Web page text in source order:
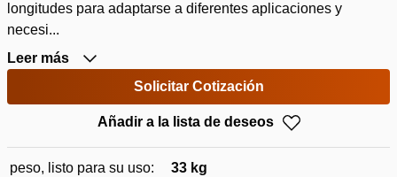
longitudes para adaptarse a diferentes aplicaciones y
necesi...
Leer más
Solicitar Cotización
Añadir a la lista de deseos
peso, listo para su uso: 33 kg